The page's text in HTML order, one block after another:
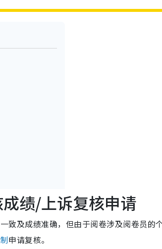
绩/上诉复核申请
致及成绩准确，但由于阅卷涉及阅卷员的
申请复核。